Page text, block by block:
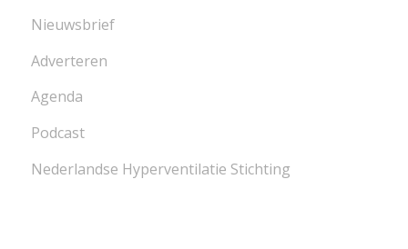
Nieuwsbrief
Adverteren
Agenda
Podcast
Nederlandse Hyperventilatie Stichting